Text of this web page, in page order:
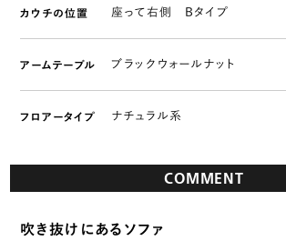
カウチの位置 座って右側 Bタイプ
アームテーブル ブラックウォールナット
フロアータイプ ナチュラル系
COMMENT
吹き抜けにあるソファ